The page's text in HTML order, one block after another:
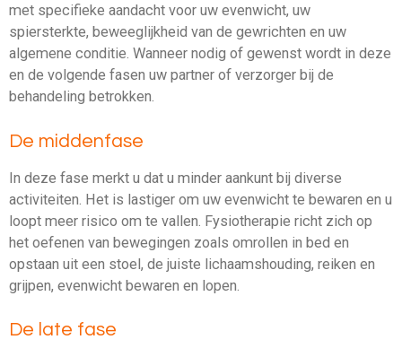
met specifieke aandacht voor uw evenwicht, uw
spiersterkte, beweeglijkheid van de gewrichten en uw
algemene conditie. Wanneer nodig of gewenst wordt in deze
en de volgende fasen uw partner of verzorger bij de
behandeling betrokken.
De middenfase
In deze fase merkt u dat u minder aankunt bij diverse
activiteiten. Het is lastiger om uw evenwicht te bewaren en u
loopt meer risico om te vallen. Fysiotherapie richt zich op
het oefenen van bewegingen zoals omrollen in bed en
opstaan uit een stoel, de juiste lichaamshouding, reiken en
grijpen, evenwicht bewaren en lopen.
De late fase